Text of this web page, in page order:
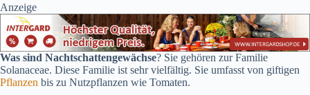
Anzeige
Was sind Nachtschattengewächse? Sie gehören zur Familie
Solanaceae. Diese Familie ist sehr vielfältig. Sie umfasst von giftigen
Pflanzen bis zu Nutzpflanzen wie Tomaten.